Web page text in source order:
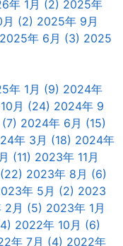
年 1月 (2) 2025年
(2) 2025年 9月
2025年 6月 (3) 2025
年 1月 (9) 2024年
月 (24) 2024年 9
2024年 6月 (15)
年 3月 (18) 2024年
(11) 2023年 11月
2023年 8月 (6)
年 5月 (2) 2023
2月 (5) 2023年 1月
2022年 10月 (6)
年 7月 (4) 2022年